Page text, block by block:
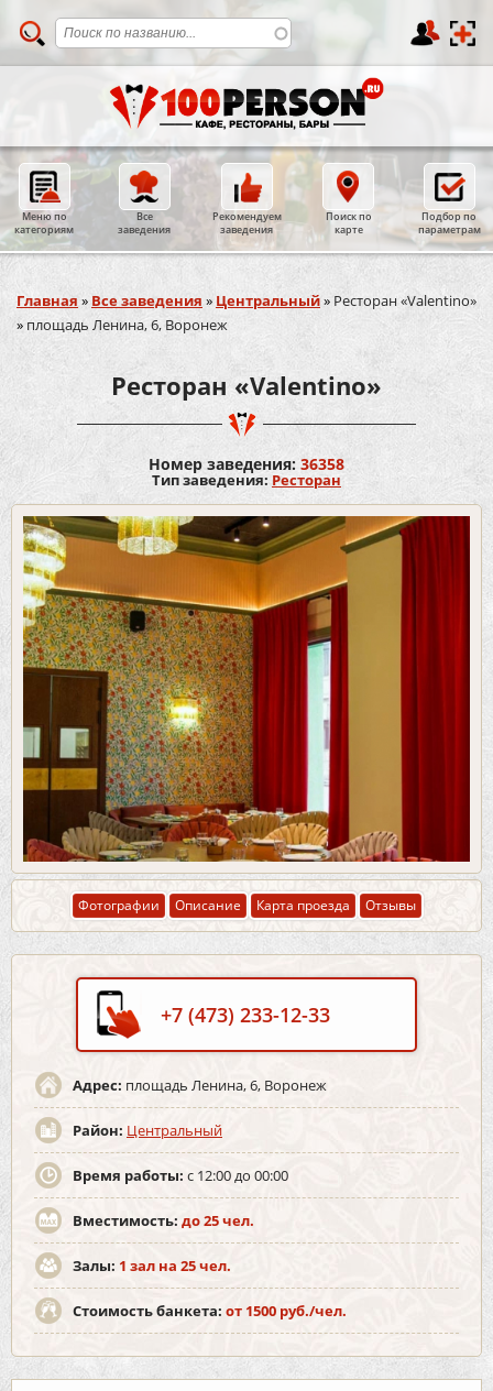
Меню по
категориям
Все
заведения
Рекомендуем
заведения
Поиск по
карте
Подбор по
параметрам
Вы здесь
Главная » Все заведения » Центральный» Ресторан «Valentino»
» площадь Ленина, 6, Воронеж
Ресторан «Valentino»
Номер заведения: 36358
Тип заведения: Ресторан
Фотографии Описание Карта проезда Отзывы
+7 (473) 233-12-33
Адрес: площадь Ленина, 6, Воронеж
Район: Центральный
Время работы: с 12:00 до 00:00
Вместимость: до 25 чел.
Залы: 1 зал на 25 чел.
Стоимость банкета: от 1500 руб./чел.